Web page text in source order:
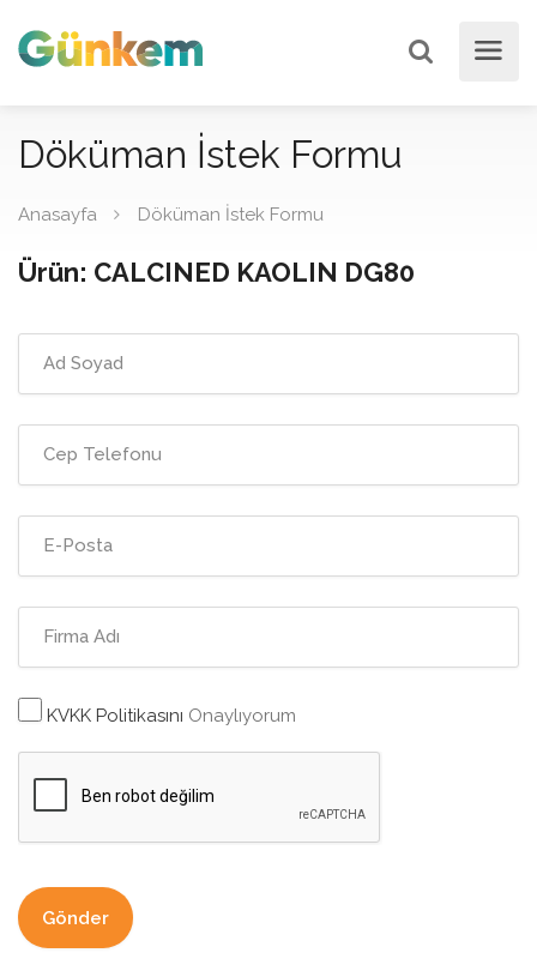
Döküman İstek Formu
Anasayfa Döküman İstek Formu
Ürün: CALCINED KAOLIN DG80
KVKK Politikasını Onaylıyorum